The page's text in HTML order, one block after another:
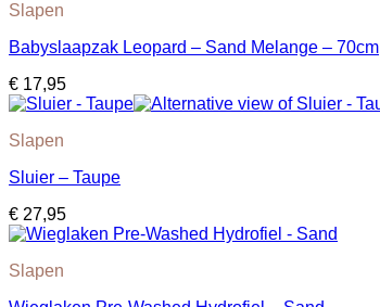
Slapen
Babyslaapzak Leopard – Sand Melange – 70cm
€ 17,95
Slapen
Sluier – Taupe
€ 27,95
Slapen